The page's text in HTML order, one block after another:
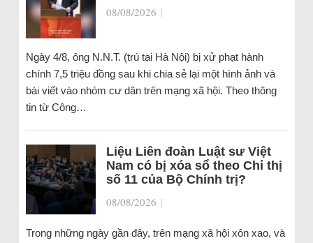
08/08/2026 |
Ngày 4/8, ông N.N.T. (trú tại Hà Nội) bị xử phạt hành
chính 7,5 triệu đồng sau khi chia sẻ lại một hình ảnh và
bài viết vào nhóm cư dân trên mạng xã hội. Theo thông
tin từ Công…
Liệu Liên đoàn Luật sư Việt
Nam có bị xóa sổ theo Chỉ thị
số 11 của Bộ Chính trị?
08/08/2026 |
Trong những ngày gần đây, trên mạng xã hội xôn xao, và